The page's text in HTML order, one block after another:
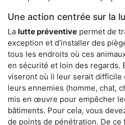
Une action centrée sur la
La lutte préventive permet de
exception et d'installer des
tous les endroits où ces
en sécurité et loin des regards.
viseront où il leur serait difficile
leurs ennemies (homme, chat,
mis en œuvre pour empêcher
bâtiments. Pour cela, vous
de points de pénétration. De ce